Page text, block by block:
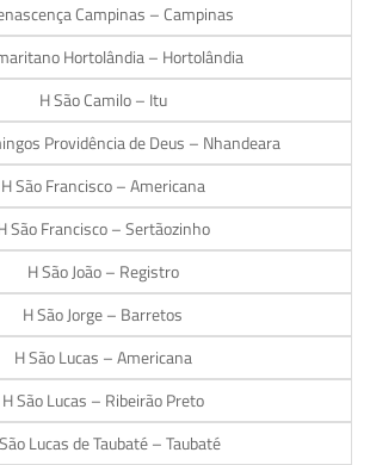
Campinas – Campinas
Hortolândia – Hortolândia
H São Camilo – Itu
Providência de Deus – Nhandeara
H São Francisco – Americana
São Francisco – Sertãozinho
H São João – Registro
H São Jorge – Barretos
H São Lucas – Americana
H São Lucas – Ribeirão Preto
Lucas de Taubaté – Taubaté